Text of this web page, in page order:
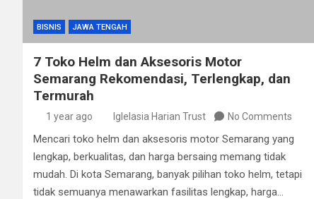
BISNIS JAWA TENGAH
7 Toko Helm dan Aksesoris Motor
Semarang Rekomendasi, Terlengkap, dan
Termurah
1 year ago Iglelasia Harian Trust No Comments
Mencari toko helm dan aksesoris motor Semarang yang
lengkap, berkualitas, dan harga bersaing memang tidak
mudah. Di kota Semarang, banyak pilihan toko helm, tetapi
tidak semuanya menawarkan fasilitas lengkap, harga…